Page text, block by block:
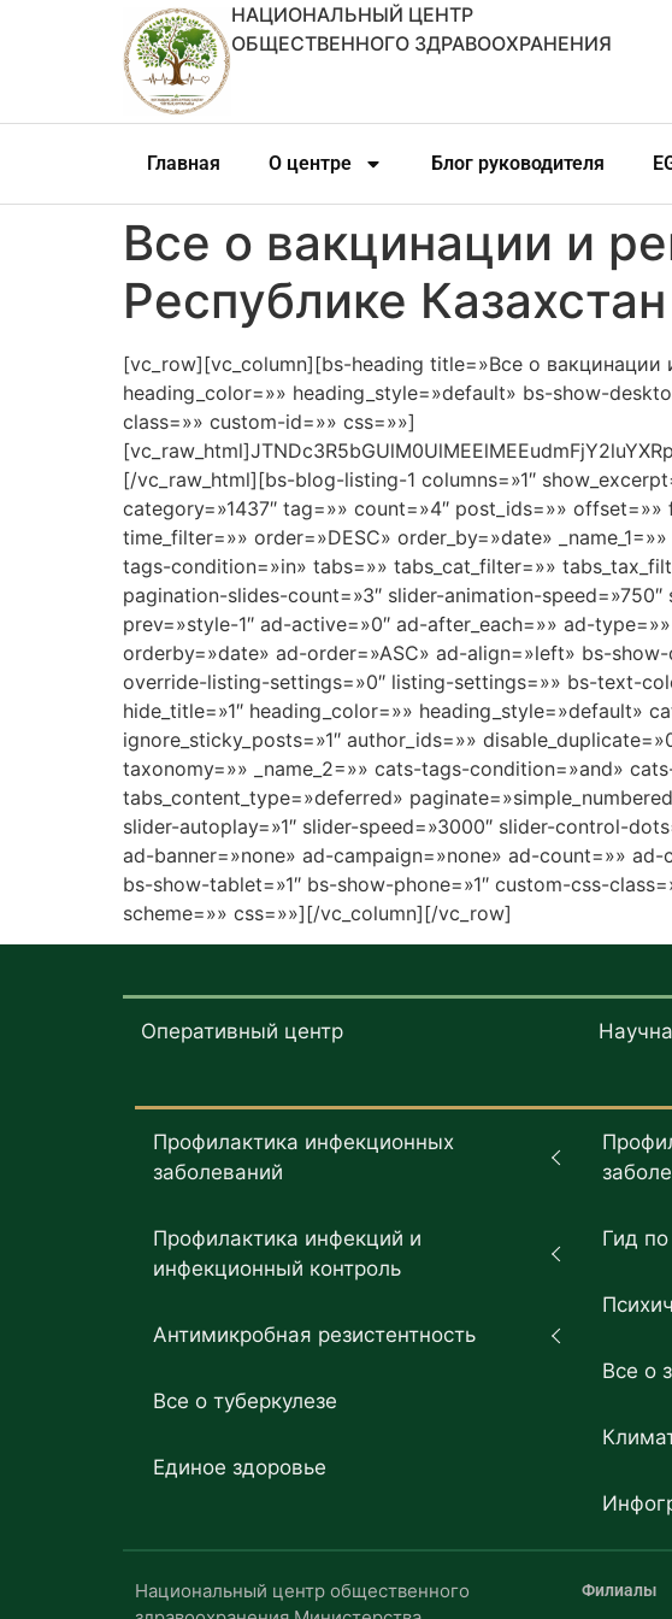
НАЦИОНАЛЬНЫЙ ЦЕНТР
ОБЩЕСТВЕННОГО ЗДРАВООХРАНЕНИЯ
Главная О центре Блог руководителя
Все о вакцинации и
Республике Казахстан
[vc_row][vc_column][bs-heading title=»Все о вакцинации
heading_color=»» heading_style=»default» bs-show-
class=»» custom-id=»» css=»»]
[/vc_raw_html][bs-blog-listing-1 columns=»1″
category=»1437″ tag=»» count=»4″ post_ids=»»
time_filter=»» order=»DESC» order_by=»date»
tags-condition=»in» tabs=»» tabs_cat_filter=»»
pagination-slides-count=»3″ slider-animation-
prev=»style-1″ ad-active=»0″ ad-after_each=»» ad-
orderby=»date» ad-order=»ASC» ad-align=»left» bs-
override-listing-settings=»0″ listing-settings=»» bs-text-
hide_title=»1″ heading_color=»» heading_style=»default»
ignore_sticky_posts=»1″ author_ids=»»
taxonomy=»» _name_2=»» cats-tags-condition=»and»
tabs_content_type=»deferred»
slider-autoplay=»1″ slider-speed=»3000″ slider-control-
ad-banner=»none» ad-campaign=»none» ad-count=»»
bs-show-tablet=»1″ bs-show-phone=»1″ custom-css-
scheme=»» css=»»][/vc_column][/vc_row]
Оперативный центр
Профилактика инфекционных
заболеваний
Профилактика инфекций и
инфекционный контроль
Антимикробная резистентность
Все о туберкулезе
Единое здоровье
Гид
Все о
Национальный центр общественного
Филиалы